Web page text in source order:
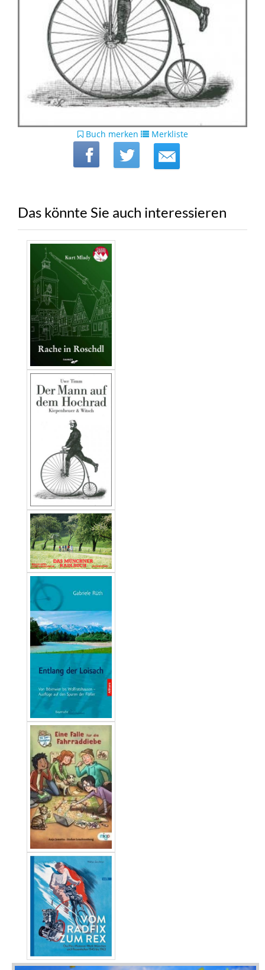
Buch merken Merkliste
Das könnte Sie auch interessieren